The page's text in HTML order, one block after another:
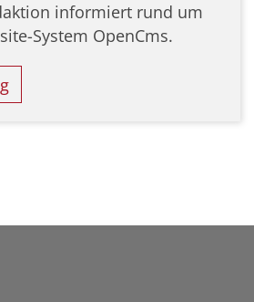
informiert rund um
System OpenCms.